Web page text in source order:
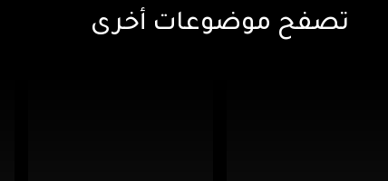
تصفح موضوعات أخرى